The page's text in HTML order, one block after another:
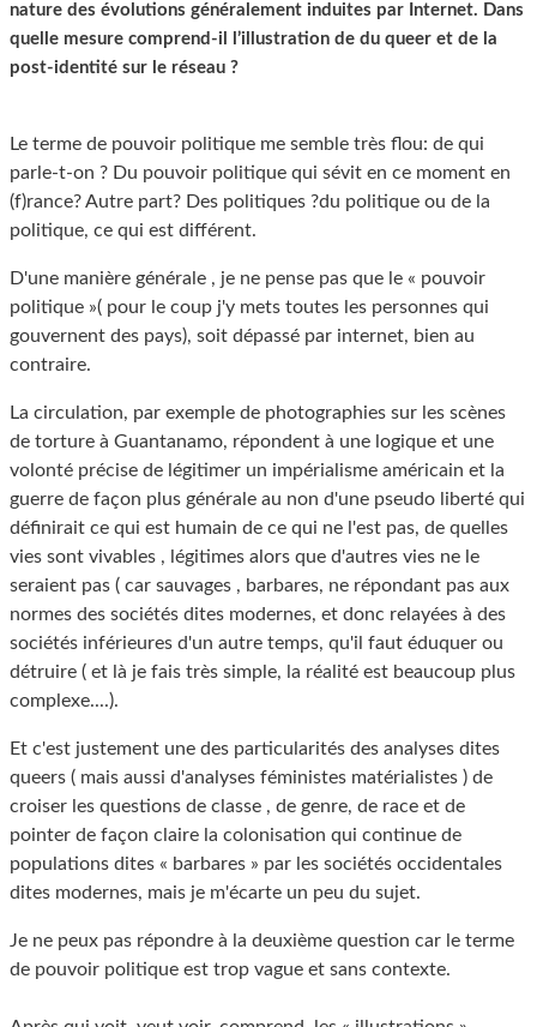
nature des évolutions généralement induites par Internet. Dans
quelle mesure comprend-il l’illustration de du queer et de la
post-identité sur le réseau ?
Le terme de pouvoir politique me semble très flou: de qui
parle-t-on ? Du pouvoir politique qui sévit en ce moment en
(f)rance? Autre part? Des politiques ?du politique ou de la
politique, ce qui est différent.
D'une manière générale , je ne pense pas que le « pouvoir
politique »( pour le coup j'y mets toutes les personnes qui
gouvernent des pays), soit dépassé par internet, bien au
contraire.
La circulation, par exemple de photographies sur les scènes
de torture à Guantanamo, répondent à une logique et une
volonté précise de légitimer un impérialisme américain et la
guerre de façon plus générale au non d'une pseudo liberté qui
définirait ce qui est humain de ce qui ne l'est pas, de quelles
vies sont vivables , légitimes alors que d'autres vies ne le
seraient pas ( car sauvages , barbares, ne répondant pas aux
normes des sociétés dites modernes, et donc relayées à des
sociétés inférieures d'un autre temps, qu'il faut éduquer ou
détruire ( et là je fais très simple, la réalité est beaucoup plus
complexe....).
Et c'est justement une des particularités des analyses dites
queers ( mais aussi d'analyses féministes matérialistes ) de
croiser les questions de classe , de genre, de race et de
pointer de façon claire la colonisation qui continue de
populations dites « barbares » par les sociétés occidentales
dites modernes, mais je m'écarte un peu du sujet.
Je ne peux pas répondre à la deuxième question car le terme
de pouvoir politique est trop vague et sans contexte.